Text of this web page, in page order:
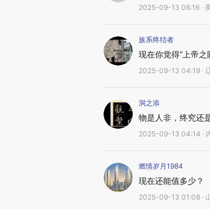
2025-09-13 06:16 ·
族系终结者
现在你觉得“上帝
2025-09-13 04:19 ·
洞之添
物是人非，终究还
2025-09-13 04:14 ·
燃情岁月1984
现在还能值多少？
2025-09-13 01:08 ·